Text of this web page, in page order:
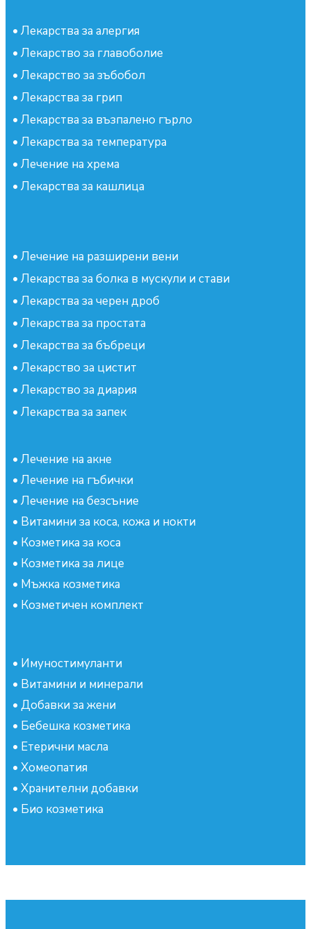
• Лекарства за алергия
• Лекарство за главоболие
• Лекарство за зъбобол
• Лекарства за грип
• Лекарства за възпалено гърло
• Лекарства за температура
• Лечение на хрема
• Лекарства за кашлица
• Лечение на разширени вени
• Лекарства за болка в мускули и стави
• Лекарства за черен дроб
• Лекарства за простата
• Лекарства за бъбреци
• Лекарство за цистит
• Лекарство за диария
• Лекарства за запек
• Лечение на акне
• Лечение на гъбички
• Лечение на безсъние
• Витамини за коса, кожа и нокти
• Козметика за коса
• Козметика за лице
• Мъжка козметика
• Козметичен комплект
• Имуностимуланти
• Витамини и минерали
• Добавки за жени
• Бебешка козметика
• Етерични масла
• Хомеопатия
• Хранителни добавки
• Био козметика